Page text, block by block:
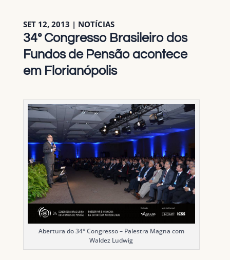
34° Congresso Brasileiro dos
Fundos de Pensão acontece
em Florianópolis
SET 12, 2013 | NOTÍCIAS
Abertura do 34° Congresso – Palestra Magna com
Waldez Ludwig